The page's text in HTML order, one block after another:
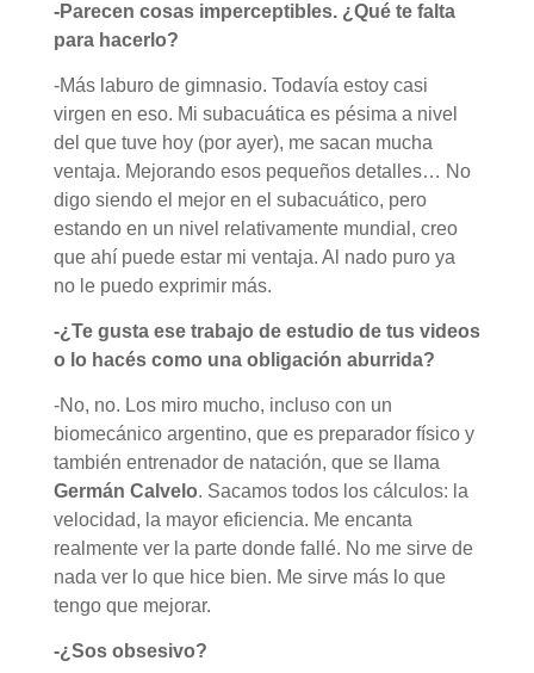
-Parecen cosas imperceptibles. ¿Qué te falta
para hacerlo?
-Más laburo de gimnasio. Todavía estoy casi
virgen en eso. Mi subacuática es pésima a nivel
del que tuve hoy (por ayer), me sacan mucha
ventaja. Mejorando esos pequeños detalles… No
digo siendo el mejor en el subacuático, pero
estando en un nivel relativamente mundial, creo
que ahí puede estar mi ventaja. Al nado puro ya
no le puedo exprimir más.
-¿Te gusta ese trabajo de estudio de tus videos
o lo hacés como una obligación aburrida?
-No, no. Los miro mucho, incluso con un
biomecánico argentino, que es preparador físico y
también entrenador de natación, que se llama
Germán Calvelo. Sacamos todos los cálculos: la
velocidad, la mayor eficiencia. Me encanta
realmente ver la parte donde fallé. No me sirve de
nada ver lo que hice bien. Me sirve más lo que
tengo que mejorar.
-¿Sos obsesivo?